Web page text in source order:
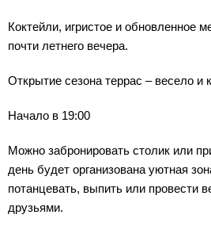
Коктейли, игристое и обновленное
почти летнего вечера.
Открытие сезона террас – весело и
Начало в 19:00
Можно забронировать столик или
день будет организована уютная
потанцевать, выпить или провести
друзьями.